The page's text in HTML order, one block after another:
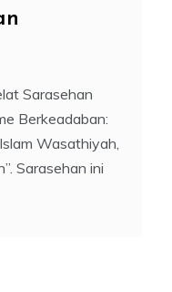
Sarasehan
Berkeadaban:
Wasathiyah,
Sarasehan ini